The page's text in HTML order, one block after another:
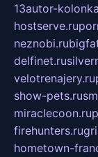
13autor-
hostserve.ru
neznobi.ru
delfinet.ru
velotrenajery.ru
show-pets.ru
miraclecoon.ru
firehunters.ru
hometown-